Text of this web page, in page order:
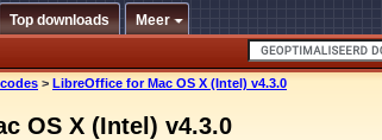
Top downloads Meer
> LibreOffice for Mac OS X (Intel) v4.3.0
OS X (Intel) v4.3.0